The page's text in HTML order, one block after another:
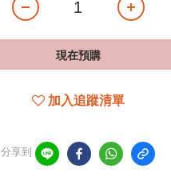
現在預購
加入追蹤清單
分享到